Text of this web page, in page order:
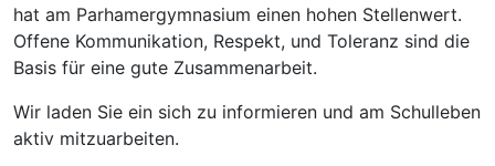
hat am Parhamergymnasium einen hohen Stellenwert.
Offene Kommunikation, Respekt, und Toleranz sind die
Basis für eine gute Zusammenarbeit.
Wir laden Sie ein sich zu informieren und am Schulleben
aktiv mitzuarbeiten.